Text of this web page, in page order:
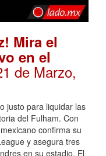
Mira el
en el
de Marzo,
justo para liquidar las
del Fulham. Con
confirma su
y asegura tres
en su estadio. El